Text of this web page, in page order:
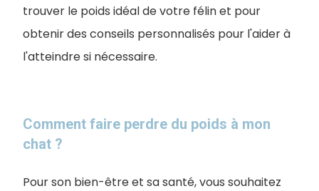
trouver le poids idéal de votre félin et pour
obtenir des conseils personnalisés pour l'aider à
l'atteindre si nécessaire.
Comment faire perdre du poids à mon
chat ?
Pour son bien-être et sa santé, vous souhaitez